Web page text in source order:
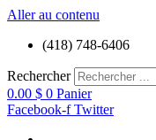
Aller au contenu
(418) 748-6406
Rechercher
0.00 $ 0 Panier
Facebook-f Twitter